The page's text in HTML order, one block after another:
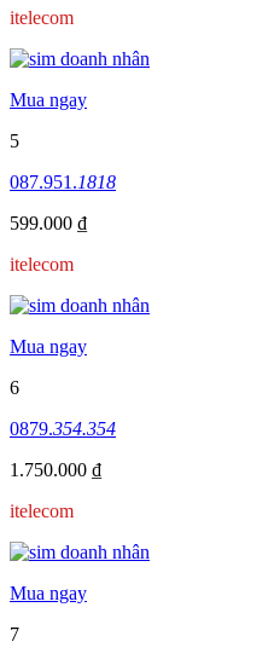
itelecom
Mua ngay
5
087.951.1818
599.000 ₫
itelecom
Mua ngay
6
0879.354.354
1.750.000 ₫
itelecom
Mua ngay
7